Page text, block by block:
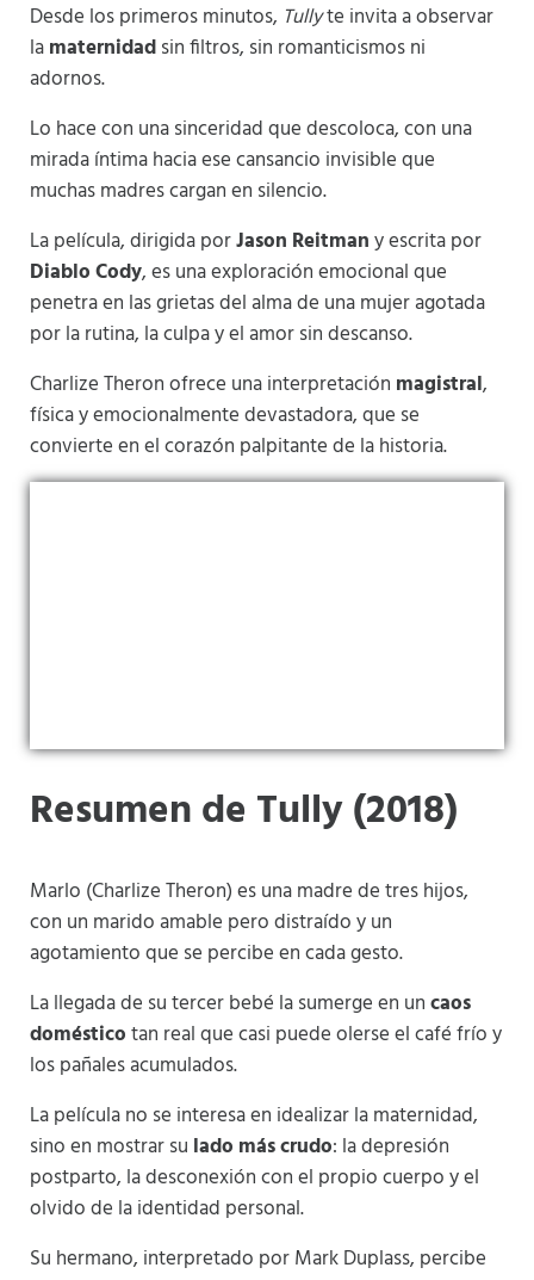
Desde los primeros minutos, Tullyte invita a observar
lamaternidadsin filtros, sin romanticismos ni
adornos.
Lo hace con una sinceridad que descoloca, con una
mirada íntima hacia ese cansancio invisible que
muchas madres cargan en silencio.
La película, dirigida porJason Reitmany escrita por
Diablo Cody, es una exploración emocional que
penetra en las grietas del alma de una mujer agotada
por la rutina, la culpa y el amor sin descanso.
Charlize Theron ofrece una interpretación magistral,
física y emocionalmente devastadora, que se
convierte en el corazón palpitante de la historia.
Resumen de Tully (2018)
Marlo (Charlize Theron) es una madre de tres hijos,
con un marido amable pero distraído y un
agotamiento que se percibe en cada gesto.
La llegada de su tercer bebé la sumerge en uncaos
domésticotan real que casi puede olerse el café frío y
los pañales acumulados.
La película no se interesa en idealizar la maternidad,
sino en mostrar su lado más crudo: la depresión
postparto, la desconexión con el propio cuerpo y el
olvido de la identidad personal.
Su hermano, interpretado por Mark Duplass, percibe